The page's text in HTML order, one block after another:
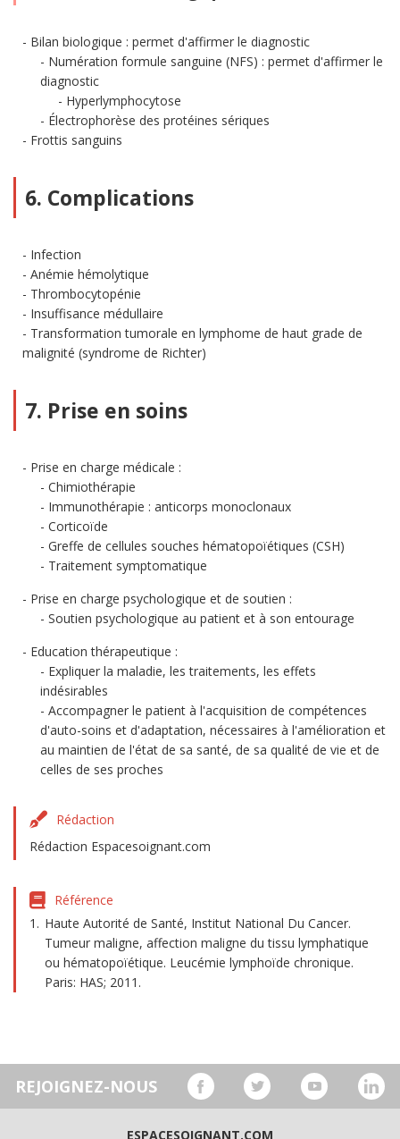
Bilan biologique : permet d'affirmer le diagnostic
Numération formule sanguine (NFS) : permet d'affirmer le
diagnostic
Hyperlymphocytose
Électrophorèse des protéines sériques
Frottis sanguins
6. Complications
Infection
Anémie hémolytique
Thrombocytopénie
Insuffisance médullaire
Transformation tumorale en lymphome de haut grade de
malignité (syndrome de Richter)
7. Prise en soins
Prise en charge médicale :
Chimiothérapie
Immunothérapie : anticorps monoclonaux
Corticoïde
Greffe de cellules souches hématopoïétiques (CSH)
Traitement symptomatique
Prise en charge psychologique et de soutien :
Soutien psychologique au patient et à son entourage
Education thérapeutique :
Expliquer la maladie, les traitements, les effets
indésirables
Accompagner le patient à l'acquisition de compétences
d'auto-soins et d'adaptation, nécessaires à l'amélioration et
au maintien de l'état de sa santé, de sa qualité de vie et de
celles de ses proches
Rédaction
Rédaction Espacesoignant.com
Référence
Haute Autorité de Santé, Institut National Du Cancer.
Tumeur maligne, affection maligne du tissu lymphatique
ou hématopoïétique. Leucémie lymphoïde chronique.
Paris: HAS; 2011.
REJOIGNEZ-NOUS
ESPACESOIGNANT.COM